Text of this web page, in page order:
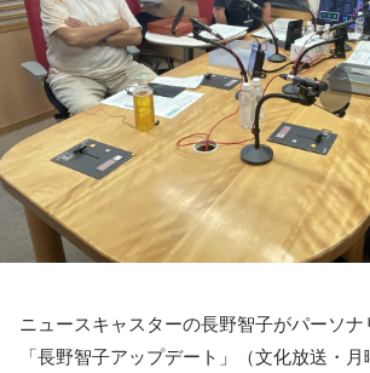
最後に森下さんは、「今、想いを伝えた
きな存在であり、「自分が一番似ている
トロールへ宛てた手紙を披露しました。
＜番組概要＞
番組名：日本郵便 SUNDAY'S POST
放送日時：毎週日曜 15:00～15:50
パーソナリティ：小山薫堂、宇賀なつみ
番組Webサイト：https://www.tfm.co.jp/
【3位】山羊座（やぎ座）
ワクワクに素直になれる日。趣味やクリ
時間を使うと、大きな達成感が得られそ
な展開が期待できるタイミングなので、
ら積極的に声をかけて。川べりを散歩す
ッシュできそう。
【4位】蟹座（かに座）
人の輪が広がる日。交流会やイベント、
ど、いつもより少し広い世界に飛び込ん
りてくるかも。
ニュースキャスターの長野智子がパーソナ
「長野智子アップデート」（文化放送・月